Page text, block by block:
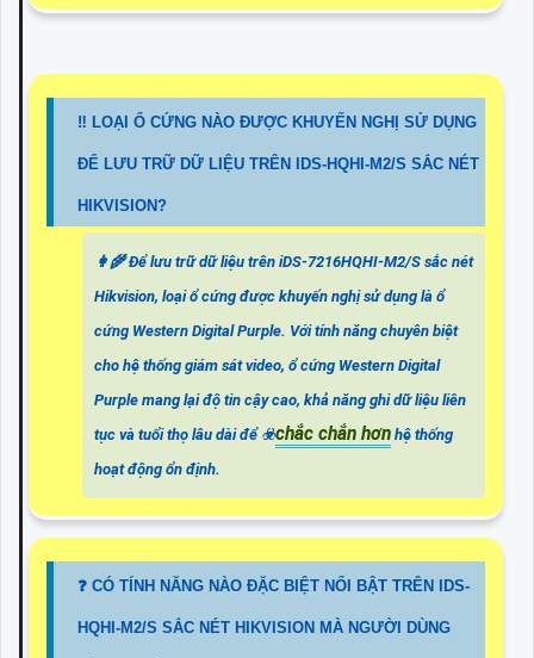
‼️ LOẠI Ổ CỨNG NÀO ĐƯỢC KHUYẾN NGHỊ SỬ DỤNG
ĐỂ LƯU TRỮ DỮ LIỆU TRÊN IDS-HQHI-M2/S SẮC NÉT
HIKVISION?
👩‍🌾 Để lưu trữ dữ liệu trên iDS-7216HQHI-M2/S sắc nét
Hikvision, loại ổ cứng được khuyến nghị sử dụng là ổ
cứng Western Digital Purple. Với tính năng chuyên biệt
cho hệ thống giám sát video, ổ cứng Western Digital
Purple mang lại độ tin cậy cao, khả năng ghi dữ liệu liên
tục và tuổi thọ lâu dài để ☣️chắc chắn hơn hệ thống
hoạt động ổn định.
️❓ CÓ TÍNH NĂNG NÀO ĐẶC BIỆT NỔI BẬT TRÊN IDS-
HQHI-M2/S SẮC NÉT HIKVISION MÀ NGƯỜI DÙNG